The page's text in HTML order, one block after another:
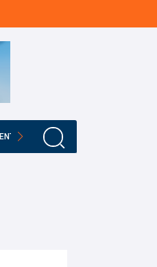
ENTRETENIMIENTO